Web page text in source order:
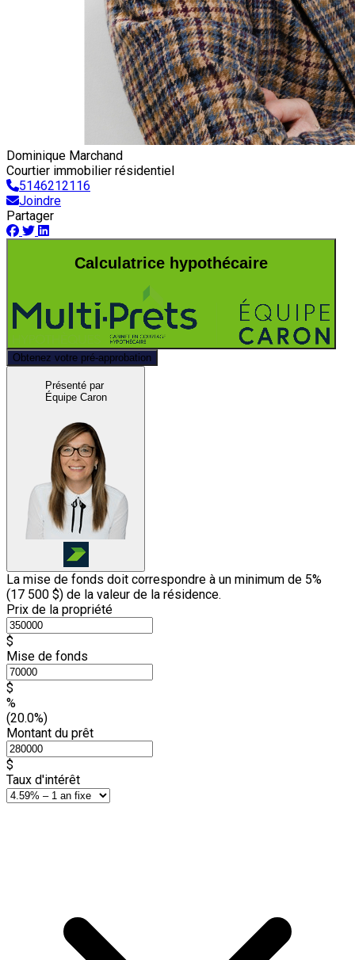
Dominique Marchand
Courtier immobilier résidentiel
5146212116
Joindre
Partager
Calculatrice hypothécaire
Obtenez votre pré-approbation
Présenté par
Équipe Caron
La mise de fonds doit correspondre à un minimum de 5%
(17 500 $) de la valeur de la résidence.
Prix de la propriété
$
Mise de fonds
$
%
(20.0%)
Montant du prêt
$
Taux d'intérêt